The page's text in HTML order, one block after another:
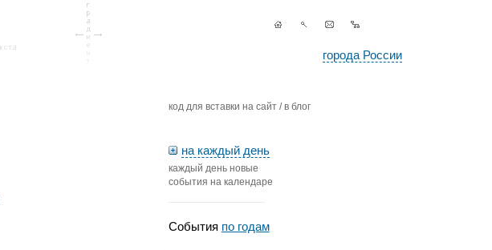
города России
код для вставки на сайт / в блог
на каждый день
каждый день новые
события на календаре
События по годам